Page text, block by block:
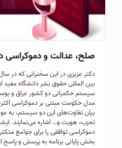
صلح، عدالت و دموکراسی
بین المللی حقوق بشر دانشگاه مفید
سیستم حکمرانی دو کشور عراق و
مدل حکومت مبتنی بر دموکراسی
بیان تفاوت‌های این دو سیستم، به
تحزب، هویت و… اشاره می‌نمایند.
دموکراسی توافقی را برای جوامع
بخش پایانی برنامه به پرسش و